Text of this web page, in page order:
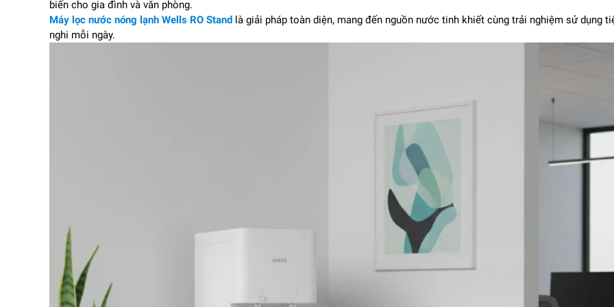
biến cho gia đình và văn phòng.
Máy lọc nước nóng lạnh Wells RO Stand là giải pháp toàn diện, mang đến nguồn nước tinh khiết cùng trải nghiệm sử dụng
nghi mỗi ngày.